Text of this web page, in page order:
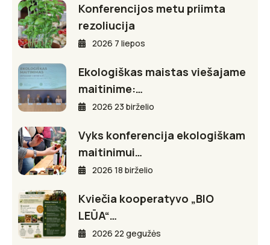
Konferencijos metu priimta
rezoliucija
2026 7 liepos
Ekologiškas maistas viešajame
maitinime:…
2026 23 birželio
Vyks konferencija ekologiškam
maitinimui…
2026 18 birželio
Kviečia kooperatyvo „BIO
LEŪA“…
2026 22 gegužės